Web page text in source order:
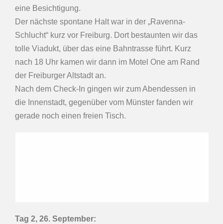
eine Besichtigung.
Der nächste spontane Halt war in der „Ravenna-
Schlucht“ kurz vor Freiburg. Dort bestaunten wir das
tolle Viadukt, über das eine Bahntrasse führt. Kurz
nach 18 Uhr kamen wir dann im Motel One am Rand
der Freiburger Altstadt an.
Nach dem Check-In gingen wir zum Abendessen in
die Innenstadt, gegenüber vom Münster fanden wir
gerade noch einen freien Tisch.
Tag 2, 26. September: